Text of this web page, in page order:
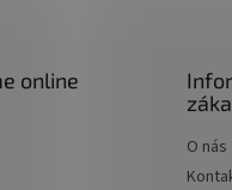
online
O nás